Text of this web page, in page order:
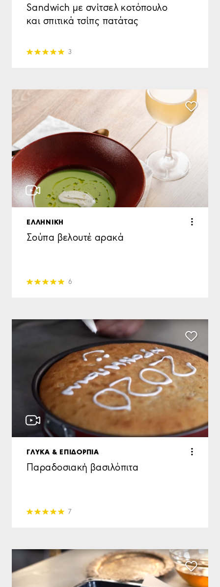
Sandwich με σνίτσελ κοτόπουλο
και σπιτικά τσίπς πατάτας
3
ΕΛΛΗΝΙΚΗ
Σούπα βελουτέ αρακά
6
ΓΛΥΚΑ & ΕΠΙΔΟΡΠΙΑ
Παραδοσιακή βασιλόπιτα
7